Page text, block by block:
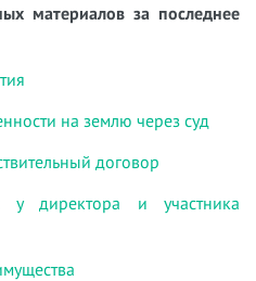
материалов за последнее
на землю через суд
договор
у директора и участника